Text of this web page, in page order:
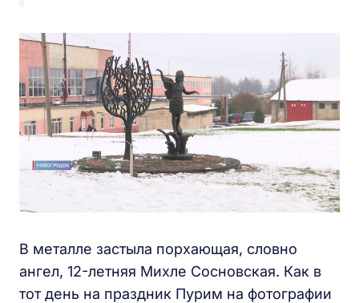
В металле застыла порхающая, словно
ангел, 12-летняя Михле Сосновская. Как в
тот день на праздник Пурим на фотографии